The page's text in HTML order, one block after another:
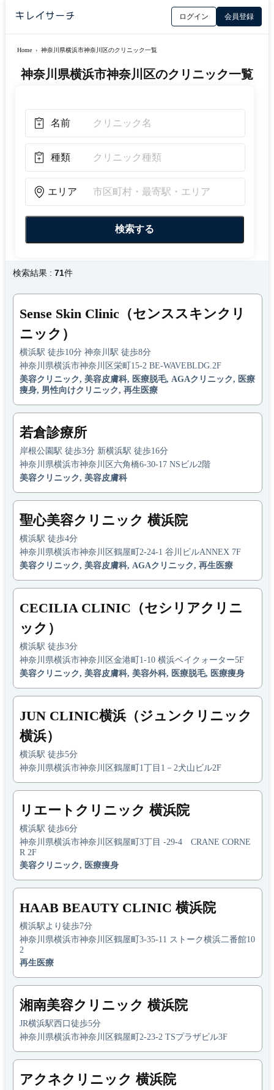
ログイン 会員登録
Home › 神奈川県横浜市神奈川区のクリニック一覧
神奈川県横浜市神奈川区のクリニック一覧
名前
種類
エリア
検索結果 : 71件
Sense Skin Clinic（センススキンクリ
ニック）
横浜駅 徒歩10分 神奈川駅 徒歩8分
神奈川県横浜市神奈川区栄町15-2 BE-WAVEBLDG.2F
美容クリニック, 美容皮膚科, 医療脱毛, AGAクリニック, 医療
痩身, 男性向けクリニック, 再生医療
若倉診療所
岸根公園駅 徒歩3分 新横浜駅 徒歩16分
神奈川県横浜市神奈川区六角橋6-30-17 NSビル2階
美容クリニック, 美容皮膚科
聖心美容クリニック 横浜院
横浜駅 徒歩4分
神奈川県横浜市神奈川区鶴屋町2-24-1 谷川ビルANNEX 7F
美容クリニック, 美容皮膚科, AGAクリニック, 再生医療
CECILIA CLINIC（セシリアクリニ
ック）
横浜駅 徒歩3分
神奈川県横浜市神奈川区金港町1-10 横浜ベイクォーター5F
美容クリニック, 美容皮膚科, 美容外科, 医療脱毛, 医療痩身
JUN CLINIC横浜（ジュンクリニック
横浜）
横浜駅 徒歩5分
神奈川県横浜市神奈川区鶴屋町1丁目1－2犬山ビル2F
リエートクリニック 横浜院
横浜駅 徒歩6分
神奈川県横浜市神奈川区鶴屋町3丁目 -29-4 CRANE CORNE
R 2F
美容クリニック, 医療痩身
HAAB BEAUTY CLINIC 横浜院
横浜駅より徒歩7分
神奈川県横浜市神奈川区鶴屋町3-35-11 ストーク横浜二番館10
2
再生医療
湘南美容クリニック 横浜院
JR横浜駅西口徒歩5分
神奈川県横浜市神奈川区鶴屋町2-23-2 TSプラザビル3F
アクネクリニック 横浜院